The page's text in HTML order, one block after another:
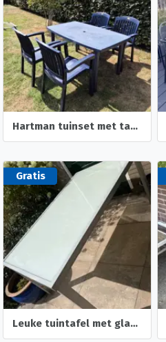
Hartman tuinset met tafel en 4 stoelen
Gratis
Leuke tuintafel met glasplaat